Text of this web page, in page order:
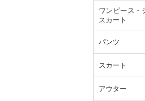
ワンピース・
スカート
パンツ
スカート
アウター